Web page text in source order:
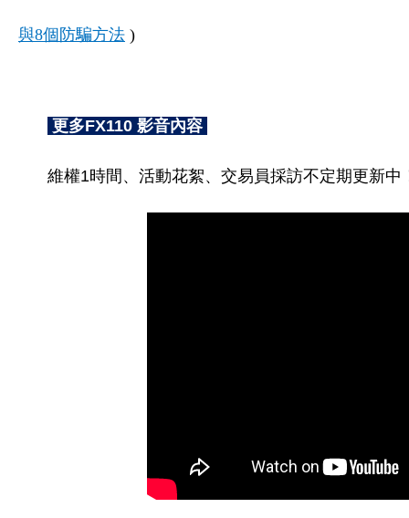
與8個防騙方法 )
更多FX110 影音內容
維權1時間、活動花絮、交易員採訪不定期更新